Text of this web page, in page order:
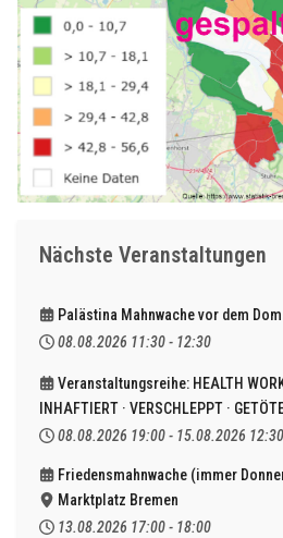
Nächste Veranstaltungen
Palästina Mahnwache vor dem
08.08.2026 11:30 - 12:30
Veranstaltungsreihe: HEALTH
INHAFTIERT · VERSCHLEPPT ·
08.08.2026 19:00 - 15.08.2026 12:30
Friedensmahnwache (immer
Marktplatz Bremen
13.08.2026 17:00 - 18:00